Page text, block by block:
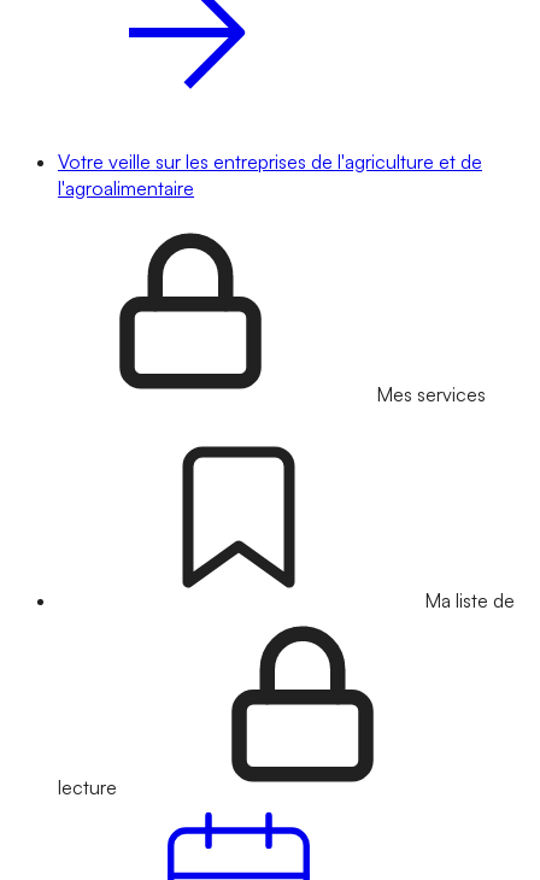
Votre veille sur les entreprises de l'agriculture et de
l'agroalimentaire
Mes services
Ma liste de
lecture